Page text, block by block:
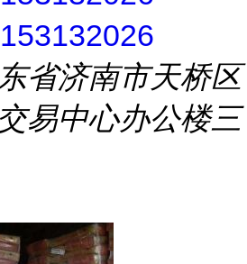
省济南市天桥区
易中心办公楼三